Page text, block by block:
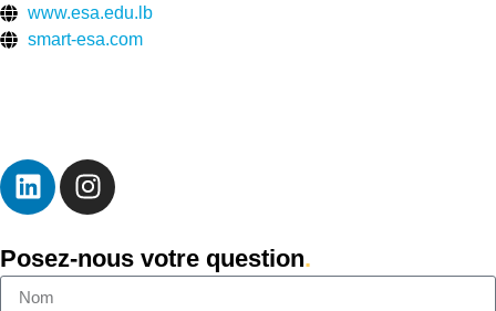
www.esa.edu.lb
smart-esa.com
Posez-nous votre question.